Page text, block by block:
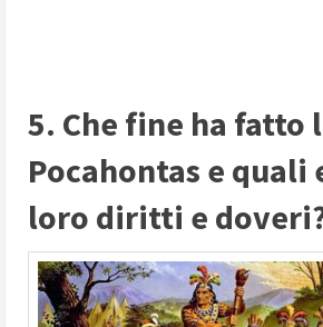
5. Che fine ha fatto
Pocahontas e quali
loro diritti e